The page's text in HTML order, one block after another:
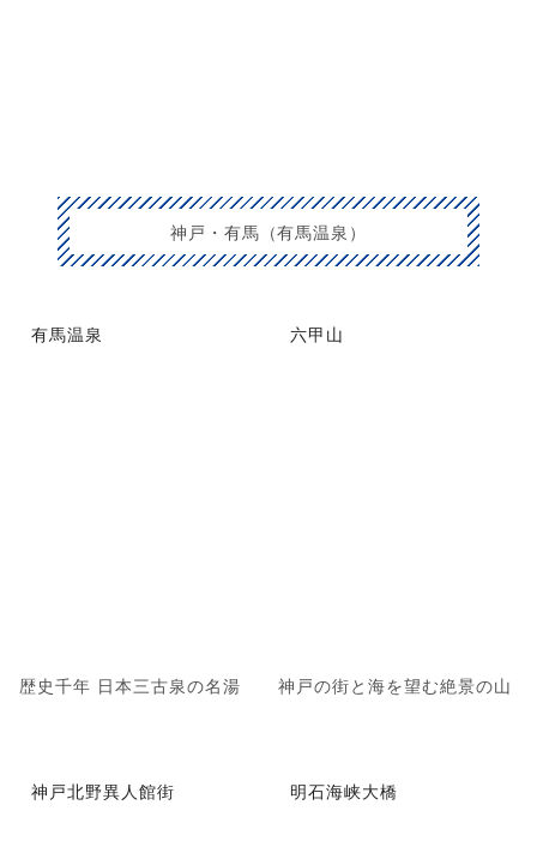
神戸・有馬（有馬温泉）
有馬温泉
歴史千年 日本三古泉の名湯
六甲山
神戸の街と海を望む絶景の山
神戸北野異人館街 明石海峡大橋